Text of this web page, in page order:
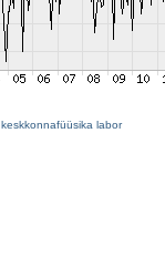
keskkonnafüüsika labor